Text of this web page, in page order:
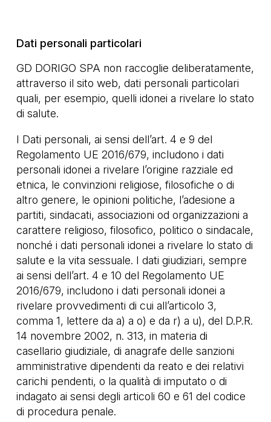
Dati personali particolari
GD DORIGO SPA non raccoglie deliberatamente,
attraverso il sito web, dati personali particolari
quali, per esempio, quelli idonei a rivelare lo stato
di salute.
I Dati personali, ai sensi dell’art. 4 e 9 del
Regolamento UE 2016/679, includono i dati
personali idonei a rivelare l’origine razziale ed
etnica, le convinzioni religiose, filosofiche o di
altro genere, le opinioni politiche, l’adesione a
partiti, sindacati, associazioni od organizzazioni a
carattere religioso, filosofico, politico o sindacale,
nonché i dati personali idonei a rivelare lo stato di
salute e la vita sessuale. I dati giudiziari, sempre
ai sensi dell’art. 4 e 10 del Regolamento UE
2016/679, includono i dati personali idonei a
rivelare provvedimenti di cui all’articolo 3,
comma 1, lettere da a) a o) e da r) a u), del D.P.R.
14 novembre 2002, n. 313, in materia di
casellario giudiziale, di anagrafe delle sanzioni
amministrative dipendenti da reato e dei relativi
carichi pendenti, o la qualità di imputato o di
indagato ai sensi degli articoli 60 e 61 del codice
di procedura penale.